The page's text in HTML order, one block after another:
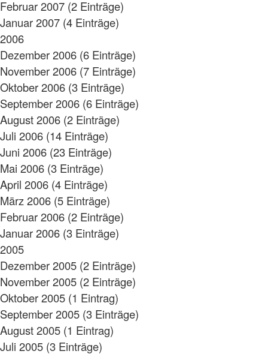
Februar 2007 (2 Einträge)
Januar 2007 (4 Einträge)
2006
Dezember 2006 (6 Einträge)
November 2006 (7 Einträge)
Oktober 2006 (3 Einträge)
September 2006 (6 Einträge)
August 2006 (2 Einträge)
Juli 2006 (14 Einträge)
Juni 2006 (23 Einträge)
Mai 2006 (3 Einträge)
April 2006 (4 Einträge)
März 2006 (5 Einträge)
Februar 2006 (2 Einträge)
Januar 2006 (3 Einträge)
2005
Dezember 2005 (2 Einträge)
November 2005 (2 Einträge)
Oktober 2005 (1 Eintrag)
September 2005 (3 Einträge)
August 2005 (1 Eintrag)
Juli 2005 (3 Einträge)